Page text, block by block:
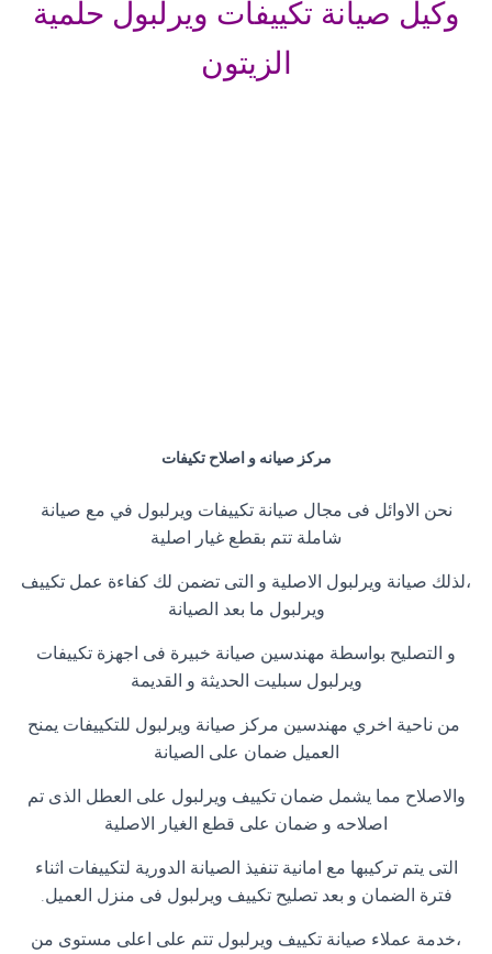
وكيل صيانة تكييفات ويرلبول حلمية
الزيتون
مركز صيانه و اصلاح تكيفات
نحن الاوائل فى مجال صيانة تكييفات ويرلبول في مع صيانة
شاملة تتم بقطع غيار اصلية
،لذلك صيانة ويرلبول الاصلية و التى تضمن لك كفاءة عمل تكييف
ويرلبول ما بعد الصيانة
و التصليح بواسطة مهندسين صيانة خبيرة فى اجهزة تكييفات
ويرلبول سبليت الحديثة و القديمة
من ناحية اخري مهندسين مركز صيانة ويرلبول للتكييفات يمنح
العميل ضمان على الصيانة
والاصلاح مما يشمل ضمان تكييف ويرلبول على العطل الذى تم
اصلاحه و ضمان على قطع الغيار الاصلية
التى يتم تركيبها مع امانية تنفيذ الصيانة الدورية لتكييفات اثناء
فترة الضمان و بعد تصليح تكييف ويرلبول فى منزل العميل.
،خدمة عملاء صيانة تكييف ويرلبول تتم على اعلى مستوى من